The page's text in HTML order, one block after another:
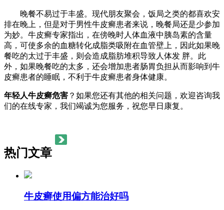
晚餐不易过于丰盛。现代朋友聚会，饭局之类的都喜欢安
排在晚上，但是对于男性牛皮癣患者来说，晚餐局还是少参加
为妙。牛皮癣专家指出，在傍晚时人体血液中胰岛素的含量
高，可使多余的血糖转化成脂类吸附在血管壁上，因此如果晚
餐吃的太过于丰盛，则会造成脂肪堆积导致人体发 胖。此
外，如果晚餐吃的太多，还会增加患者肠胃负担从而影响到牛
皮癣患者的睡眠，不利于牛皮癣患者身体健康。
年轻人牛皮癣危害 ？如果您还有其他的相关问题，欢迎咨询我
们的在线专家，我们竭诚为您服务，祝您早日康复。
热门文章
牛皮癣使用偏方能治好吗